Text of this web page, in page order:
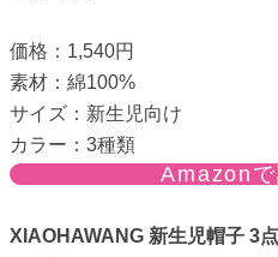
価格：1,540円
素材：綿100%
サイズ：新生児向け
カラー：3種類
Amazon
XIAOHAWANG 新生児帽子 3